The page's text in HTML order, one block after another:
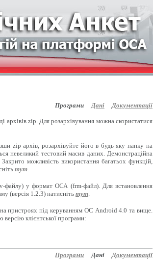
ПрограмиДані Документації
архівів zip. Для розархівування можна скористатися
zip-архів, розархівуйте його в будь-яку папку на
невеликий тестовий масив даних. Демонстраційна
можливість використання багатьох функцій,
тут.
файлу) у формат ОСА (frm-файл). Для встановлення
(версія 1.2.3) натисніть тут.
пристроях під керуванням ОС Android 4.0 та вище.
клієнтської програми:
Програми ДаніДокументації